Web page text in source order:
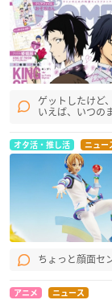
ゲットしたけど
いえば、いつの
オタ活・推し活 ニュー
ちょっと顔面セ
アニメ ニュース